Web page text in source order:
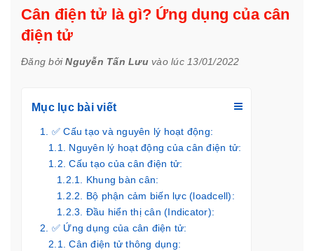
Cân điện tử là gì? Ứng dụng của cân
điện tử
Đăng bởiNguyễn Tấn Lưuvào lúc 13/01/2022
Mục lục bài viết
✅ Cấu tạo và nguyên lý hoạt động:
Nguyên lý hoạt động của cân điện tử:
Cấu tạo của cân điện tử:
Khung bàn cân:
Bộ phận cảm biến lực (loadcell):
Đầu hiển thị cân (Indicator):
✅ Ứng dụng của cân điện tử:
Cân điện tử thông dụng: